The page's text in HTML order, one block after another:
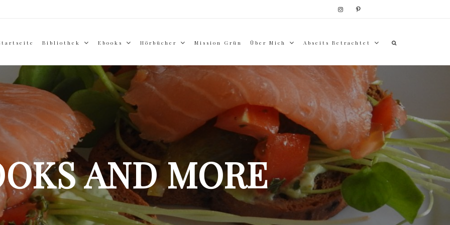
Bibliothek Ebooks Hörbücher Mission Grün Über Mich Abseits Betrachtet
AND MORE